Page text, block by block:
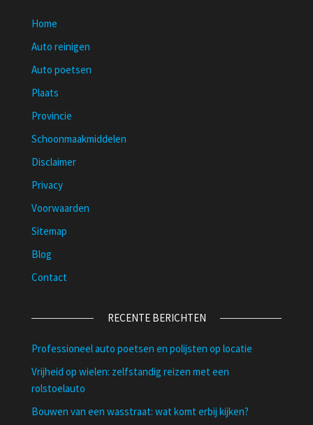
Home
Auto reinigen
Auto poetsen
Plaats
Provincie
Schoonmaakmiddelen
Disclaimer
Privacy
Voorwaarden
Sitemap
Blog
Contact
RECENTE BERICHTEN
Professioneel auto poetsen en polijsten op locatie
Vrijheid op wielen: zelfstandig reizen met een
rolstoelauto
Bouwen van een wasstraat: wat komt erbij kijken?